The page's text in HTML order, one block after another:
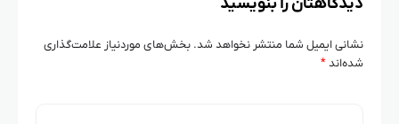
نشانی ایمیل شما منتشر نخواهد شد. بخش‌های موردنیاز علامت‌گذاری
شده‌اند*